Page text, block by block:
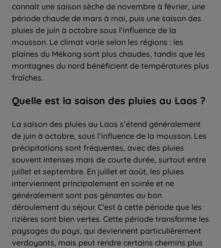
connaît une saison sèche de novembre à février, une
période chaude de mars à mai, puis une saison des
pluies de juin à octobre sous l’influence de la
mousson. Le climat varie selon les régions : les
plaines du Mékong sont plus chaudes, tandis que les
montagnes du nord bénéficient de températures plus
fraîches.
Quelle est la saison des pluies au Laos ?
La saison des pluies au Laos s’étend généralement
de juin à octobre, sous l’influence de la mousson. Les
précipitations sont fréquentes, avec des pluies
souvent intenses mais de courte durée, surtout entre
juillet et septembre. En juillet et août, les pluies
interviennent principalement en soirée et ne
généralement sont pas gênantes au bon
déroulement du séjour. C'est à cette période que les
rizières sont bien vertes. Cette période transforme les
paysages du pays, qui deviennent particulièrement
verdoyants, mais peut rendre certains chemins plus